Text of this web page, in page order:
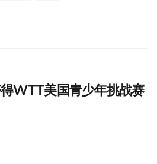
WTT美国青少年挑战赛